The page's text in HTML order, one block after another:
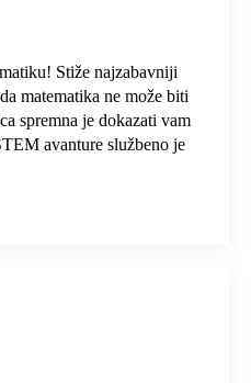
Stiže najzabavniji
matematika ne može biti
spremna je dokazati vam
avanture službeno je